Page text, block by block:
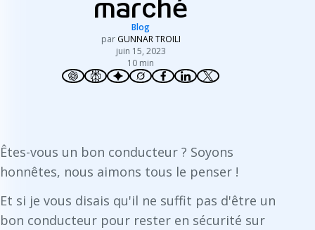
marché
Blog
par GUNNAR TROILI
juin 15, 2023
10 min
Êtes-vous un bon conducteur ? Soyons
honnêtes, nous aimons tous le penser !
Et si je vous disais qu'il ne suffit pas d'être un
bon conducteur pour rester en sécurité sur